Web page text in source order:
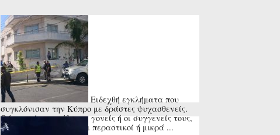
Ειδεχθή εγκλήματα που
συγκλόνισαν την Κύπρο με δράστες ψυχασθενείς.
Θύματα ήταν οι ίδιοι οι γονείς ή οι συγγενείς τους,
αλλά και ανυποψίαστοι περαστικοί ή μικρά ...